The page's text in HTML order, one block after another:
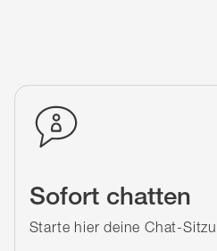
Sofort chatten
Starte hier deine Chat-